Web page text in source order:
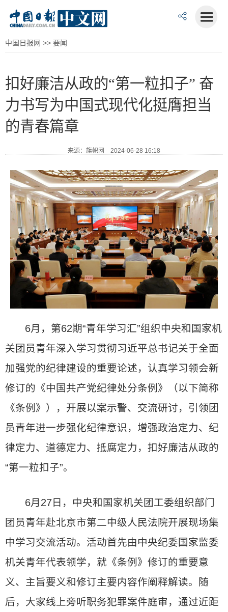
中国日报网 >> 要闻
扣好廉洁从政的“第一粒扣子” 奋
力书写为中国式现代化挺膺担当
的青春篇章
来源：旗帜网 2024-06-28 16:18
6月，第62期“青年学习汇”组织中央和国家机
关团员青年深入学习贯彻习近平总书记关于全面
加强党的纪律建设的重要论述，认真学习领会新
修订的《中国共产党纪律处分条例》（以下简称
《条例》），开展以案示警、交流研讨，引领团
员青年进一步强化纪律意识，增强政治定力、纪
律定力、道德定力、抵腐定力，扣好廉洁从政的
“第一粒扣子”。
6月27日，中央和国家机关团工委组织部门
团员青年赴北京市第二中级人民法院开展现场集
中学习交流活动。活动首先由中央纪委国家监委
机关青年代表领学，就《条例》修订的重要意
义、主旨要义和修订主要内容作阐释解读。随
后，大家线上旁听职务犯罪案件庭审，通过近距